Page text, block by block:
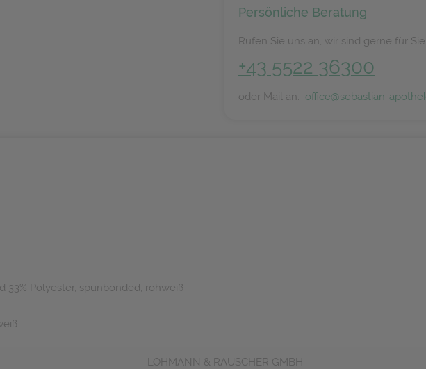
Persönliche Beratung
Rufen Sie uns an, wir sind gerne für
+43 5522 36300
oder Mail an: office@sebastian-
33% Polyester, spunbonded, rohweiß
LOHMANN & RAUSCHER GMBH